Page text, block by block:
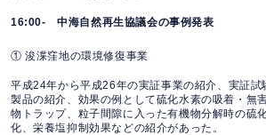
16:00- 中海自然再生協議会の事例発表
① 浚渫窪地の環境修復事業
平成24年から平成26年の実証事業の紹介、実証試
製品の紹介、効果の例として硫化水素の吸着・無
物トラップ、粒子間隙に入った有機物分解時の硫
化、栄養塩抑制効果などの紹介があった。